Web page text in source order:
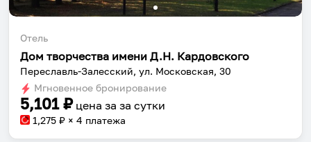
Отель
Дом творчества имени Д.Н. Кардовского
Переславль-Залесский, ул. Московская, 30
Мгновенное бронирование
5,101₽ цена за за сутки
1,275 ₽ × 4 платежа